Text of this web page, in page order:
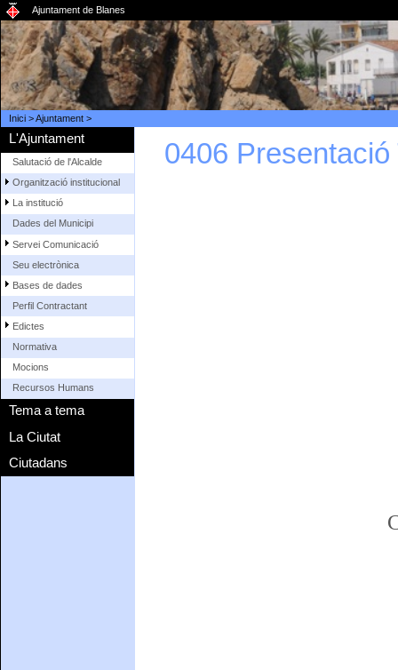
Ajuntament de Blanes
Inici>Ajuntament>
L'Ajuntament
Salutació de l'Alcalde
Organització institucional
La institució
Dades del Municipi
Servei Comunicació
Seu electrònica
Bases de dades
Perfil Contractant
Edictes
Normativa
Mocions
Recursos Humans
Tema a tema
La Ciutat
Ciutadans
0406